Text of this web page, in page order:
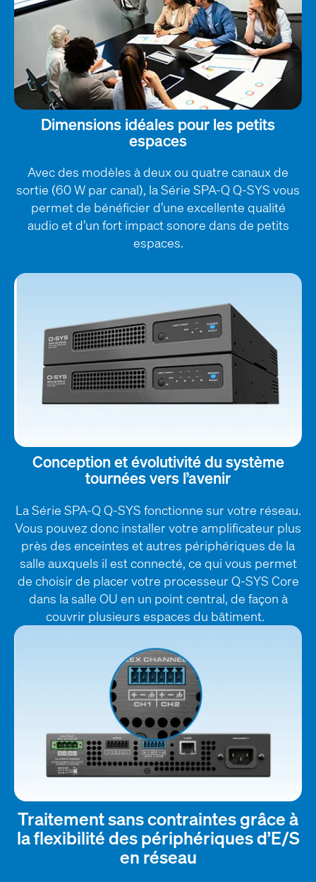
Dimensions idéales pour les petits
espaces
Avec des modèles à deux ou quatre canaux de
sortie (60 W par canal), la Série SPA-Q Q-SYS vous
permet de bénéficier d’une excellente qualité
audio et d’un fort impact sonore dans de petits
espaces.
Conception et évolutivité du système
tournées vers l’avenir
La Série SPA-Q Q-SYS fonctionne sur votre réseau.
Vous pouvez donc installer votre amplificateur plus
près des enceintes et autres périphériques de la
salle auxquels il est connecté, ce qui vous permet
de choisir de placer votre processeur Q-SYS Core
dans la salle OU en un point central, de façon à
couvrir plusieurs espaces du bâtiment.
Traitement sans contraintes grâce à
la flexibilité des périphériques d’E/S
en réseau